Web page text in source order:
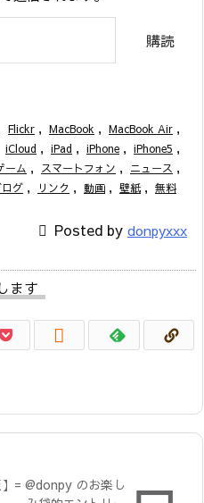
購読
Flickr , MacBook , MacBook Air ,
iCloud , iPad , iPhone , iPhone5 ,
ーム , スマートフォン , ニュース ,
グ , リンク , 動画 , 壁紙 , 無料
 Posted by donpyxxx
ます

= @donpy のお楽し